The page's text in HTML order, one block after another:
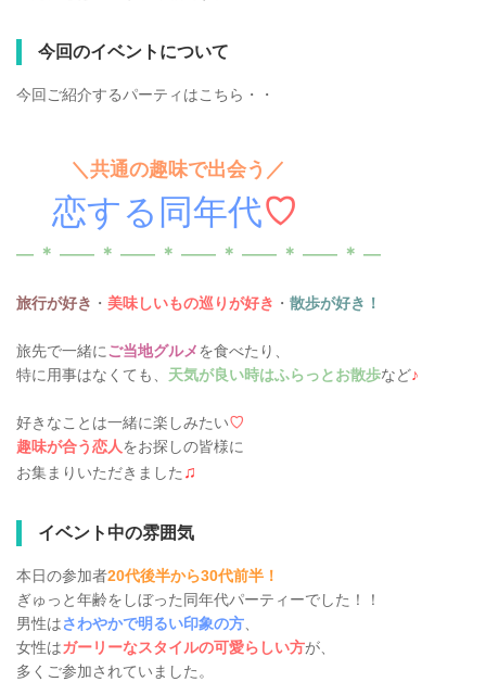
今回のイベントについて
今回ご紹介するパーティはこちら・・
＼共通の趣味で出会う／
恋する同年代♡
― ＊ ―― ＊ ―― ＊ ―― ＊ ―― ＊ ―― ＊ ―
旅行が好き ・ 美味しいもの巡りが好き ・ 散歩が好き！
旅先で一緒にご当地グルメを食べたり、
特に用事はなくても、 天気が良い時はふらっとお散歩など♪
好きなことは一緒に楽しみたい♡
趣味が合う恋人をお探しの皆様に
お集まりいただきました ♫
イベント中の雰囲気
本日の参加者20代後半から30代前半！
ぎゅっと年齢をしぼった同年代パーティーでした！！
男性はさわやかで明るい印象の方
女性はガーリーなスタイルの可愛らしい方が、
多くご参加されていました。